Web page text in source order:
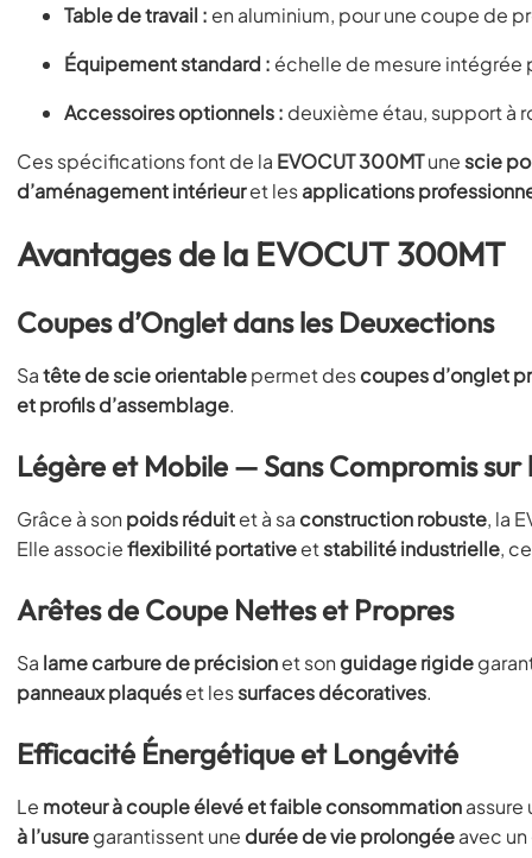
Table de travail : en aluminium, pour une coupe de
Équipement standard : échelle de mesure
Accessoires optionnels : deuxième étau, support à
Ces spécifications font de la EVOCUT 300MTunescie
d’aménagement intérieuret lesapplications
Avantages de la EVOCUT 300MT
Coupes d’Onglet dans les Deuxections
Satête de scie orientablepermet descoupes d’onglet
et profils d’assemblage.
Légère et Mobile — Sans Compromis sur
Grâce à son poids réduitet à sa construction robuste, la
Elle associeflexibilité portativeetstabilité industrielle,
Arêtes de Coupe Nettes et Propres
Sa lame carbure de précisionet son guidage rigide
panneaux plaquéset lessurfaces décoratives.
Efficacité Énergétique et Longévité
Le moteur à couple élevé et faible consommationassure
à l’usuregarantissent une durée de vie prolongéeavec un